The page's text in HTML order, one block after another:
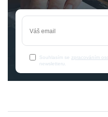
Souhlasím se zpracováním
newsletteru.